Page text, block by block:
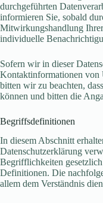
durchgeführten
informieren Sie, sobald
Mitwirkungshandlung
individuelle
Sofern wir in dieser
Kontaktinformationen von
bitten wir zu beachten,
können und bitten die
Begriffsdefinitionen
In diesem Abschnitt
Datenschutzerklärung
Begrifflichkeiten
Definitionen. Die
allem dem Verständnis